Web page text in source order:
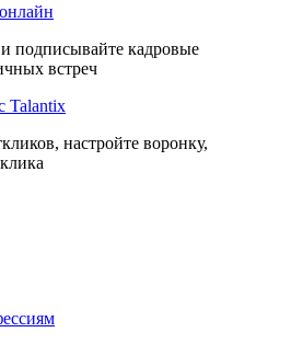
подписывайте кадровые
встреч
Talantix
настройте воронку,